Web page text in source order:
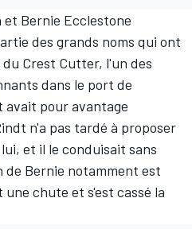
et Bernie Ecclestone
des grands noms qui ont
Crest Cutter, l'un des
dans le port de
avait pour avantage
n'a pas tardé à proposer
et il le conduisait sans
Bernie notamment est
chute et s'est cassé la